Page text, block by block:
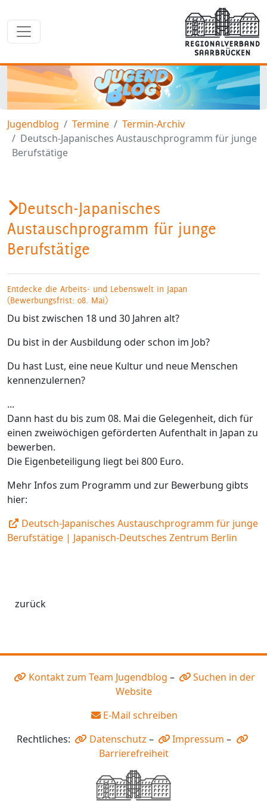
Jugendblog Termine
Termin-Archiv
Deutsch-Japanisches Austauschprogramm für junge
Berufstätige
Deutsch-Japanisches
Austauschprogramm für junge
Berufstätige
Entdecke die Arbeits- und Lebenswelt in Japan
(Bewerbungsfrist: 08. Mai)
Du bist zwischen 18 und 30 Jahren alt?
Du bist in der Ausbildung oder schon im Job?
Du hast Lust, eine neue Kultur und neue Menschen
kennenzulernen?
...
Dann hast du bis zum 08. Mai die Gelegenheit, dich für
einen zweiwöchigen geförderten Aufenthalt in Japan zu
bewerben.
Die Eigenbeteiligung liegt bei 800 Euro.
Mehr Infos zum Programm und zur Bewerbung gibts
hier:
Deutsch-Japanisches Austauschprogramm für junge
Berufstätige | Japanisch-Deutsches Zentrum Berlin
zurück
Kontakt zum Team Jugendblog –
Suchen in der
Website
E-Mail schreiben
Rechtliches:
Datenschutz – Impressum –
Barrierefreiheit